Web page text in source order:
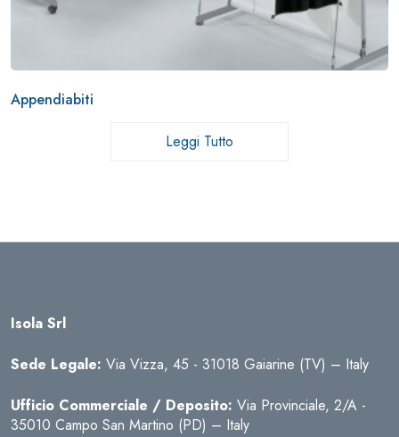
Appendiabiti
Leggi Tutto
Isola Srl
Sede Legale: Via Vizza, 45 - 31018 Gaiarine (TV) – Italy
Ufficio Commerciale / Deposito: Via Provinciale, 2/A -
35010 Campo San Martino (PD) – Italy